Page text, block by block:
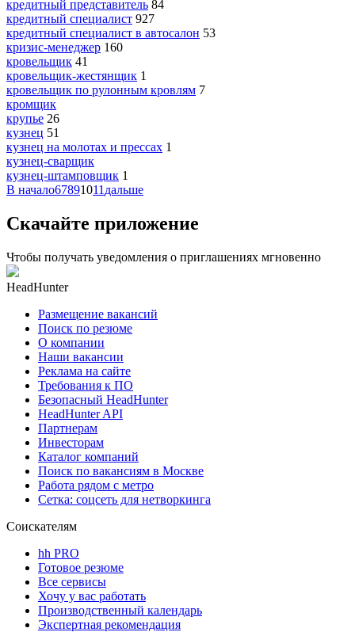
кредитный представитель 84
кредитный специалист 927
кредитный специалист в автосалон 53
кризис-менеджер 160
кровельщик 41
кровельщик-жестянщик 1
кровельщик по рулонным кровлям 7
кромщик
крупье 26
кузнец 51
кузнец на молотах и прессах 1
кузнец-сварщик
кузнец-штамповщик 1
В начало67891011 дальше
Скачайте приложение
Чтобы получать уведомления о приглашениях мгновенно
HeadHunter
Размещение вакансий
Поиск по резюме
О компании
Наши вакансии
Реклама на сайте
Требования к ПО
Безопасный HeadHunter
HeadHunter API
Партнерам
Инвесторам
Каталог компаний
Поиск по вакансиям в Москве
Работа рядом с метро
Сетка: соцсеть для нетворкинга
Соискателям
hh PRO
Готовое резюме
Все сервисы
Хочу у вас работать
Производственный календарь
Экспертная рекомендация